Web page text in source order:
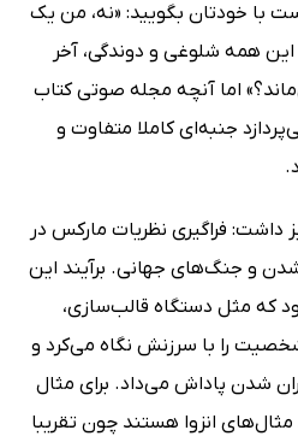
با خودتان بگویید: «نه، من یک
همه شلوغی و دوندگی، آخر
اما آنچه مجله صوتی کتاب
جنبه‌ای کاملا متفاوت و
داشت: فراگیری نظریات مارکس در
و جنگ‌‌‌های جهانی. برآیند این
که مثل دستگاه قالب‌سازی،
را با سرزنش نگاه می‌کرد و
شدن پاداش می‌داد. برای مثال
انزوا هستند چون تقریبا